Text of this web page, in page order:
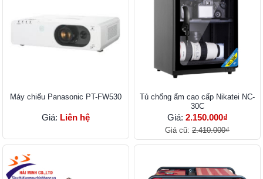
Máy chiếu Panasonic PT-FW530
Giá: Liên hệ
Tủ chống ẩm cao cấp Nikatei NC-
30C
Giá: 2.150.000₫
Giá cũ: 2.410.000₫